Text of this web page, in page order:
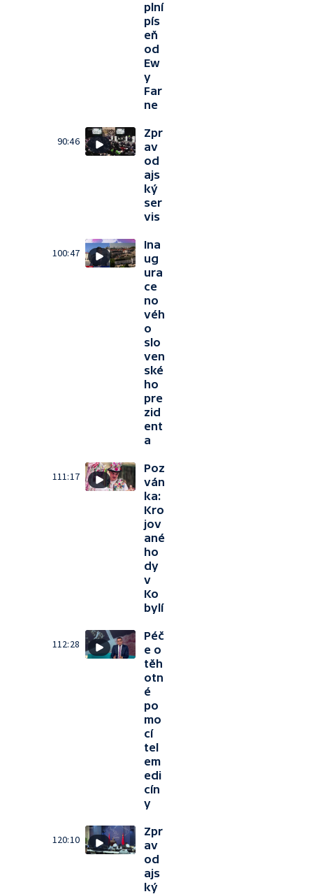
plní
pís
eň
od
Ew
y
Far
ne
90:46
Zpr
av
od
ajs
ký
ser
vis
100:47
Ina
ug
ura
ce
no
véh
o
slo
ven
ské
ho
pre
zid
ent
a
111:17
Poz
ván
ka:
Kro
jov
ané
ho
dy
v
Ko
bylí
112:28
Péč
e o
těh
otn
é
po
mo
cí
tel
em
edi
cín
y
120:10
Zpr
av
od
ajs
ký